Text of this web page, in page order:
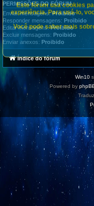
PERMISSÕES DO FÓRUM
Enviar mensagens:Proibido
Responder mensagens: Proibido
Editar mensagens:Proibido
Excluir mensagens: Proibido
Enviar anexos: Proibido
Este fórum usa cookies
experiência. Para usá-lo,
Você pode saber mais
Índice do fórum
Win10
Powered by